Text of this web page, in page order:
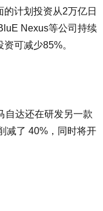
计划投资从2万亿日
Nexus等公司持续
可减少85%。
自达还在研发另一款
减了 40%，同时将开